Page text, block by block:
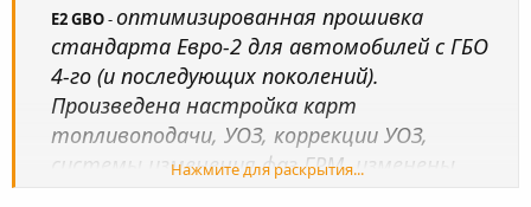
н
и
я
E2 GBO- оптимизированная прошивка
стандарта Евро-2 для автомобилей с ГБО
4-го (и последующих поколений).
Произведена настройка карт
топливоподачи, УОЗ, коррекции УОЗ,
системы изменения фаз ГРМ, изменены
Нажмите для раскрытия...